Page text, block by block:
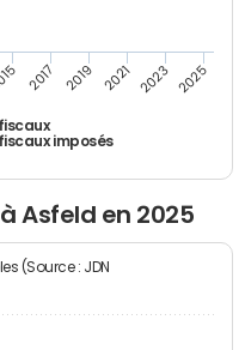
imposés
2017 2019 2021 2023 2025
Asfeld en 2025
(Source : JDN